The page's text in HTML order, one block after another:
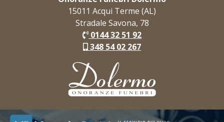
15011 Acqui Terme (AL)
Stradale Savona, 78
0144 32 51 92
348 54 02 267